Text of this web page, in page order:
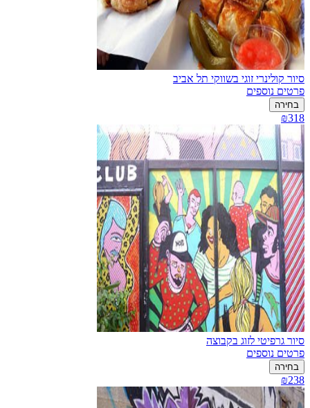
סיור קולינרי זוגי בשווקי תל אביב
פרטים נוספים
בחירה
₪318
סיור גרפיטי לזוג בקבוצה
פרטים נוספים
בחירה
₪238